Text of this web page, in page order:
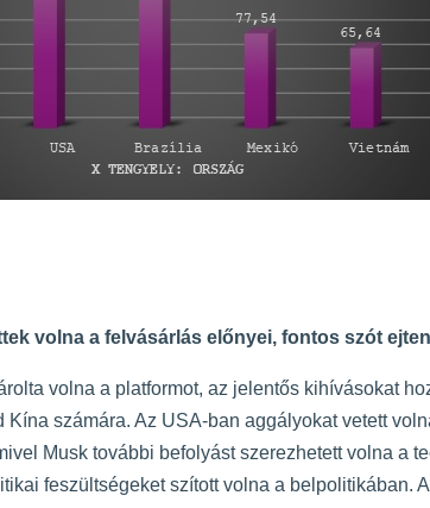
volna a felvásárlás előnyei, fontos szót
volna a platformot, az jelentős kihívásokat
Kína számára. Az USA-ban aggályokat vetett
Musk további befolyást szerezhetett volna a
feszültségeket szított volna a belpolitikában.